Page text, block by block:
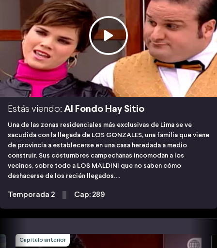
Estás viendo: Al Fondo Hay Sitio
Una de las zonas residenciales más exclusivas de Lima se ve
sacudida con la llegada de LOS GONZALES, una familia que viene
de provincia a establecerse en una casa heredada a medio
construir. Sus costumbres campechanas incomodan a los
vecinos, sobre todo a LOS MALDINI que no saben cómo
deshacerse de los recién llegados….
Temporada 2 Cap: 289
Capítulo anterior